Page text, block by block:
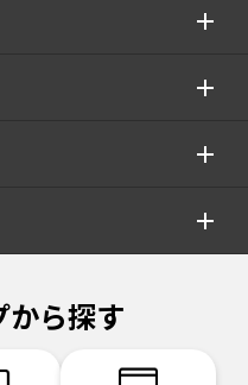
から探す